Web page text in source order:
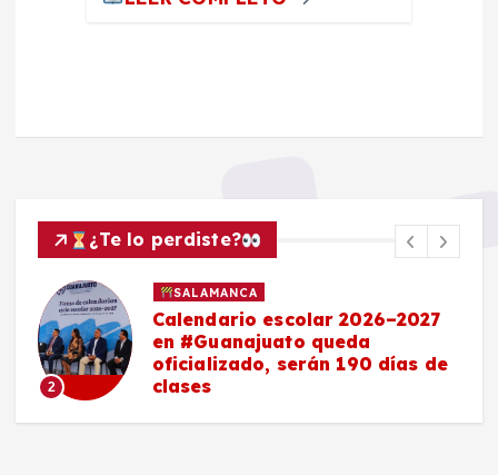
¿Te lo perdiste?
2
SALAMANCA
Calendario escolar 2026–2027
en #Guanajuato queda
oficializado, serán 190 días de
clases